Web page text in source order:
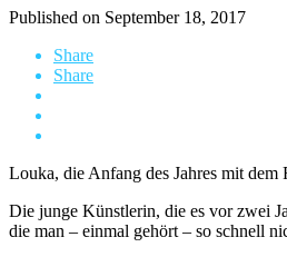
Published on September 18, 2017
Share
Share
Louka, die Anfang des Jahres mit
Die junge Künstlerin, die es vor zwei
die man – einmal gehört – so schnell